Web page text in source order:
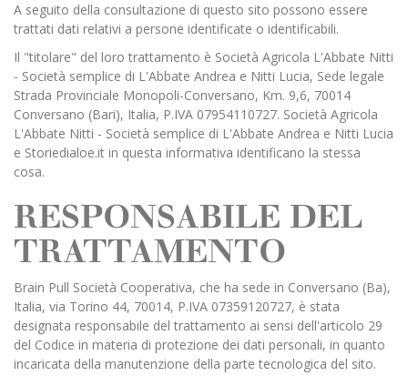
A seguito della consultazione di questo sito possono essere
trattati dati relativi a persone identificate o identificabili.
Il "titolare" del loro trattamento è Società Agricola L'Abbate Nitti
- Società semplice di L'Abbate Andrea e Nitti Lucia, Sede legale
Strada Provinciale Monopoli-Conversano, Km. 9,6, 70014
Conversano (Bari), Italia, P.IVA 07954110727. Società Agricola
L'Abbate Nitti - Società semplice di L'Abbate Andrea e Nitti Lucia
e Storiedialoe.it in questa informativa identificano la stessa
cosa.
RESPONSABILE DEL
TRATTAMENTO
Brain Pull Società Cooperativa, che ha sede in Conversano (Ba),
Italia, via Torino 44, 70014, P.IVA 07359120727, è stata
designata responsabile del trattamento ai sensi dell'articolo 29
del Codice in materia di protezione dei dati personali, in quanto
incaricata della manutenzione della parte tecnologica del sito.